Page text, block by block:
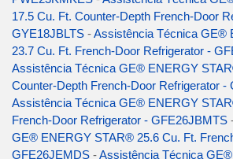
17.5 Cu. Ft. Counter-Depth French-Door
GYE18JBLTS -Assistência Técnica GE®
23.7 Cu. Ft. French-Door Refrigerator -
Assistência Técnica GE® ENERGY
Counter-Depth French-Door Refrigerator -
Assistência Técnica GE® ENERGY
French-Door Refrigerator - GFE26JBMTS
GE® ENERGY STAR® 25.6 Cu. Ft.
GFE26JEMDS -Assistência Técnica